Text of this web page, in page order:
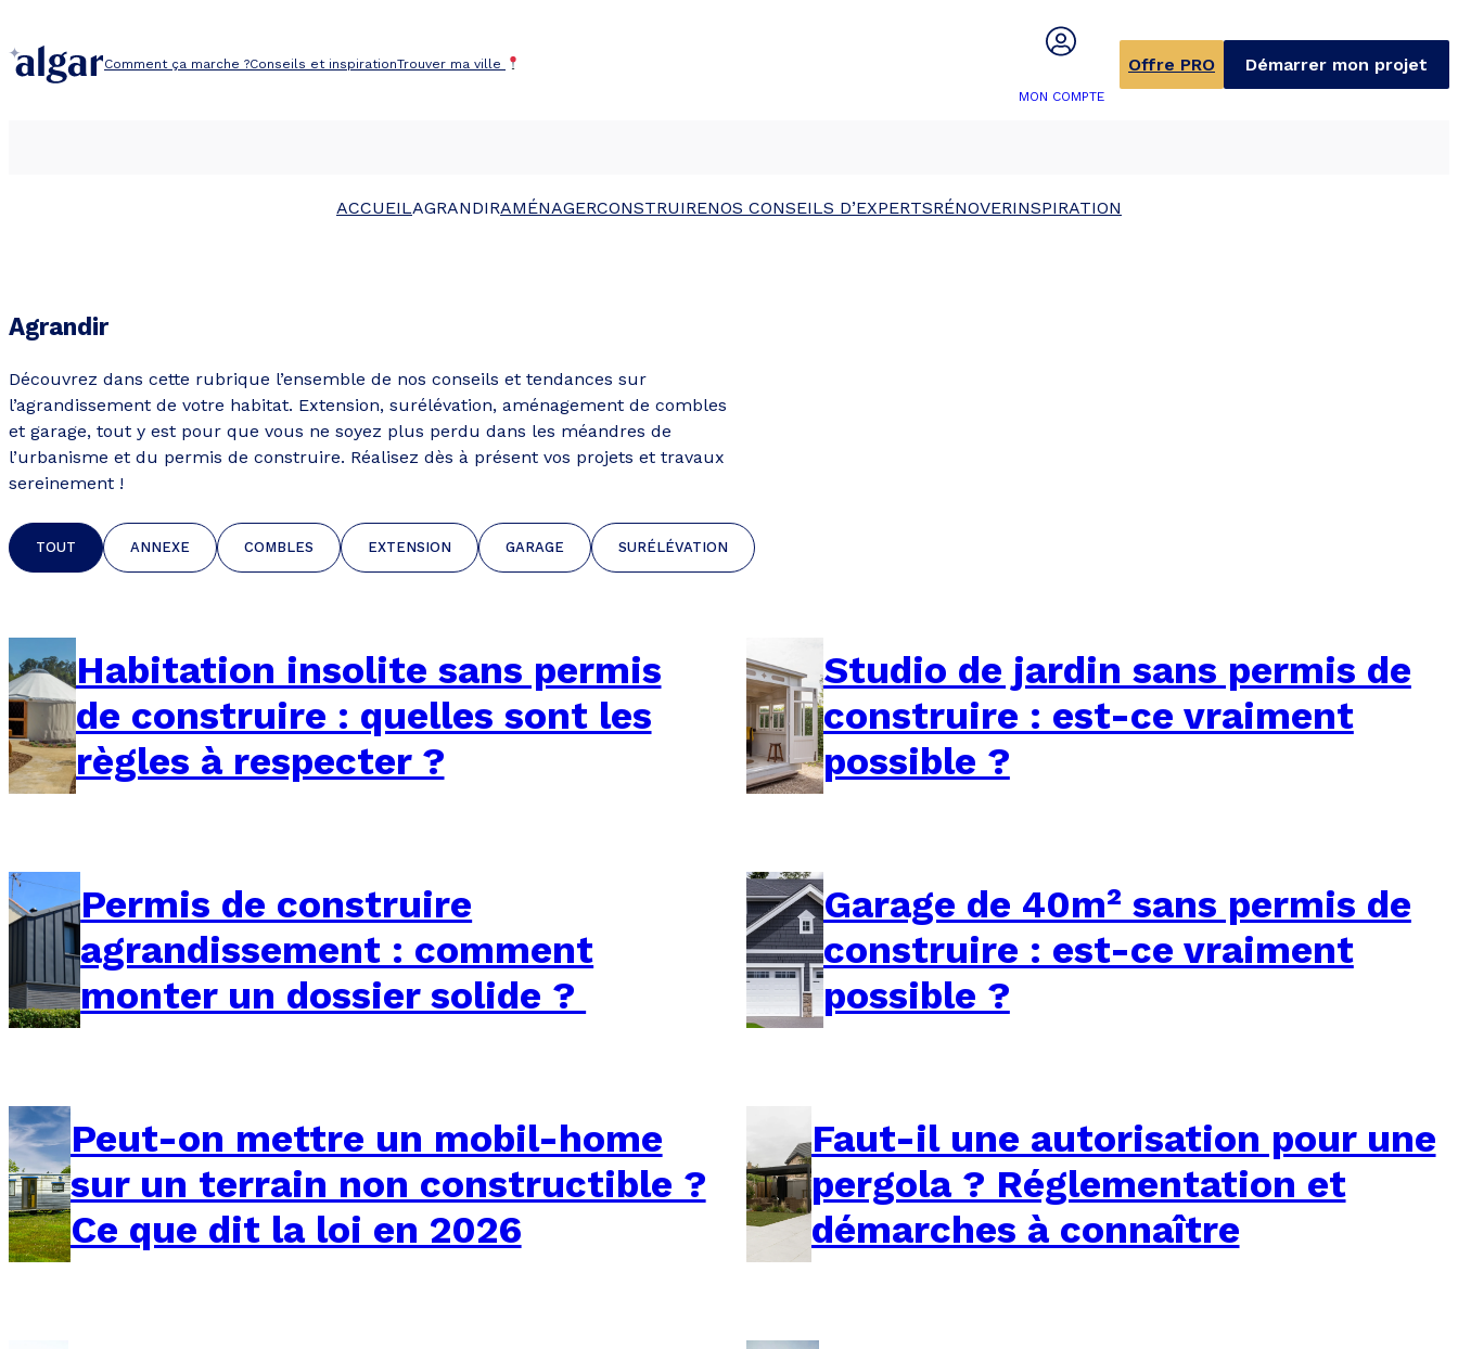
au
contenu
Comment ça marche ?Conseils et inspirationTrouver ma ville
MON COMPTE
Offre PRO Démarrer mon projet
ACCUEILAGRANDIRAMÉNAGERCONSTRUIRENOS CONSEILS D’EXPERTSRÉNOVERINSPIRATION
Agrandir
Découvrez dans cette rubrique l’ensemble de nos conseils et tendances sur
l’agrandissement de votre habitat. Extension, surélévation, aménagement de combles
et garage, tout y est pour que vous ne soyez plus perdu dans les méandres de
l’urbanisme et du permis de construire. Réalisez dès à présent vos projets et travaux
sereinement !
TOUT ANNEXE COMBLES EXTENSION GARAGE SURÉLÉVATION
Habitation insolite sans permis
de construire : quelles sont les
règles à respecter ?
Studio de jardin sans permis de
construire : est-ce vraiment
possible ?
Permis de construire
agrandissement : comment
monter un dossier solide ?
Garage de 40m² sans permis de
construire : est-ce vraiment
possible ?
Peut-on mettre un mobil-home
sur un terrain non constructible ?
Ce que dit la loi en 2026
Faut-il une autorisation pour une
pergola ? Réglementation et
démarches à connaître